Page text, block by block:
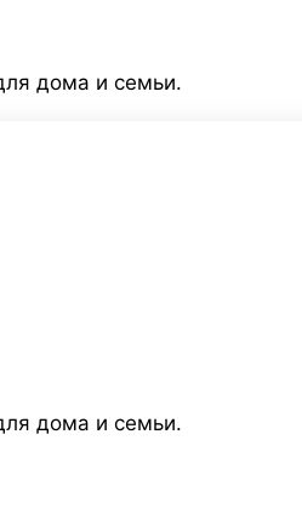
дома и семьи.
дома и семьи.